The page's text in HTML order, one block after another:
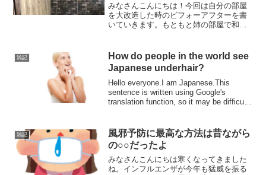
みなさんこんにちは！今回は自分の部屋
を大改造した時のビフォーアフターを書
いていきます。もともと姉の部屋で和室
洋風の壁にしようと思い大改造すること
にしました。イメージはイ...
雑記
How do people in the world see
Japanese underhair?
Hello everyone.I am Japanese.This
sentence is written using Google's
translation function, so it may be difficult
雑記
風邪予防に最高な方法は昔ながら
の○○だったよ
みなさんこんにちは寒くなってきました
ね。インフルエンザが今年も猛威を振る